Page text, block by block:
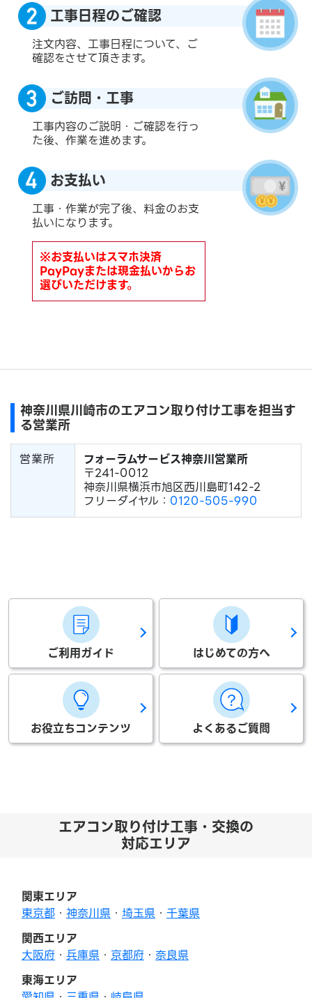
工事日程のご確認
注文内容、工事日程について、ご
確認をさせて頂きます。
ご訪問・工事
工事内容のご説明・ご確認を行っ
た後、作業を進めます。
お支払い
工事・作業が完了後、料金のお支
払いになります。
※お支払いはスマホ決済
PayPayまたは現金払いからお
選びいただけます。
神奈川県川崎市のエアコン取り付け工事を担当す
る営業所
営業所
フォーラムサービス神奈川営業所
〒241-0012
神奈川県横浜市旭区西川島町142-2
フリーダイヤル： 0120-505-990
ご利用ガイド はじめての方へ
お役立ちコンテンツ よくあるご質問
エアコン取り付け工事・交換の
対応エリア
関東エリア
東京都 ・ 神奈川県 ・ 埼玉県 ・ 千葉県
関西エリア
大阪府 ・ 兵庫県 ・ 京都府 ・ 奈良県
東海エリア